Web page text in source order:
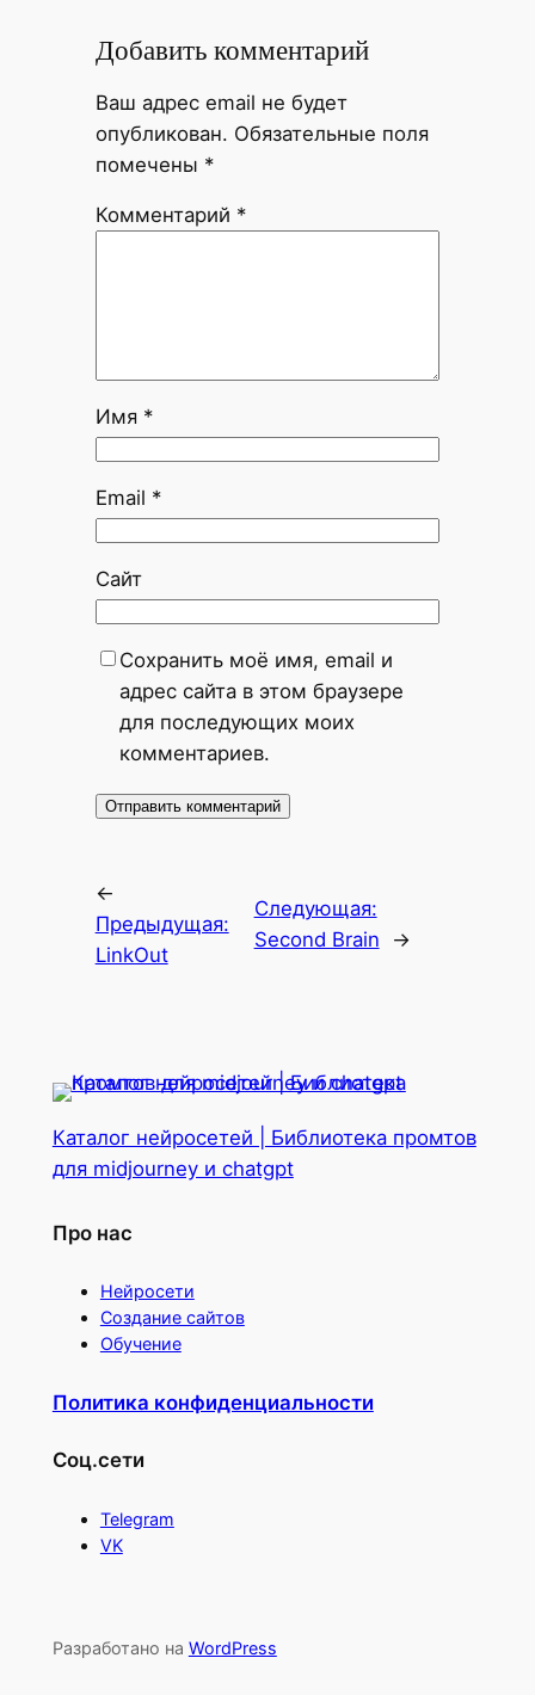
Добавить комментарий
Ваш адрес email не будет
опубликован. Обязательные поля
помечены *
Комментарий *
Имя *
Email *
Сайт
Сохранить моё имя, email и
адрес сайта в этом браузере
для последующих моих
комментариев.
←
Предыдущая:
LinkOut
Следующая:
Second Brain
→
Каталог нейросетей | Библиотека промтов
для midjourney и chatgpt
Про нас
Нейросети
Создание сайтов
Обучение
Политика конфиденциальности
Соц.сети
Telegram
VK
Разработано на WordPress